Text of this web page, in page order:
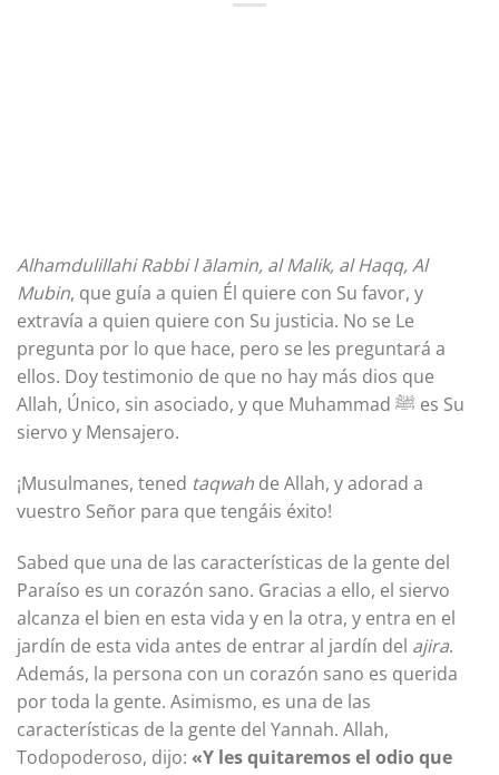
Alhamdulillahi Rabbi l ālamin, al Malik, al Haqq, Al
Mubin, que guía a quien Él quiere con Su favor, y
extravía a quien quiere con Su justicia. No se Le
pregunta por lo que hace, pero se les preguntará a
ellos. Doy testimonio de que no hay más dios que
Allah, Único, sin asociado, y que Muhammad ﷺ es Su
siervo y Mensajero.
¡Musulmanes, tened taqwah de Allah, y adorad a
vuestro Señor para que tengáis éxito!
Sabed que una de las características de la gente del
Paraíso es un corazón sano. Gracias a ello, el siervo
alcanza el bien en esta vida y en la otra, y entra en el
jardín de esta vida antes de entrar al jardín del ajira.
Además, la persona con un corazón sano es querida
por toda la gente. Asimismo, es una de las
características de la gente del Yannah. Allah,
Todopoderoso, dijo: «Y les quitaremos el odio que